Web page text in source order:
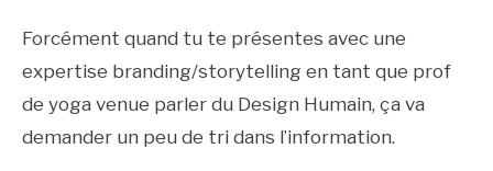
Forcément quand tu te présentes avec une
expertise branding/storytelling en tant que prof
de yoga venue parler du Design Humain, ça va
demander un peu de tri dans l’information.